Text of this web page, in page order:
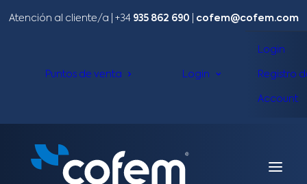
Atención al cliente/a​ | +34 935 862 690 cofem@cofem.com
Puntos de venta Login
Login
Registro
Account